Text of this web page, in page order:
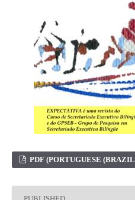
PDF (PORTUGUESE